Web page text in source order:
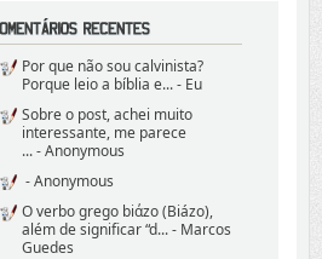
Por que não sou calvinista?
Porque leio a bíblia e...- Eu
Sobre o post, achei muito
interessante, me parece
...- Anonymous
- Anonymous
O verbo grego biάzo (Biázo),
além de significar “d...- Marcos
Guedes